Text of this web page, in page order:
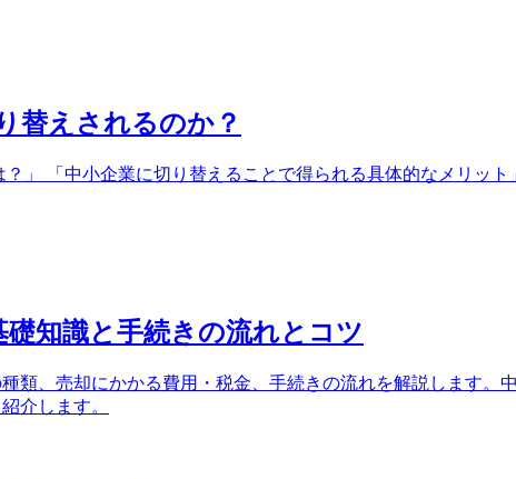
替えされるのか？
「中小企業に切り替えることで得られる具体的なメリット
知識と手続きの流れとコツ
、売却にかかる費用・税金、手続きの流れを解説します。
介します。